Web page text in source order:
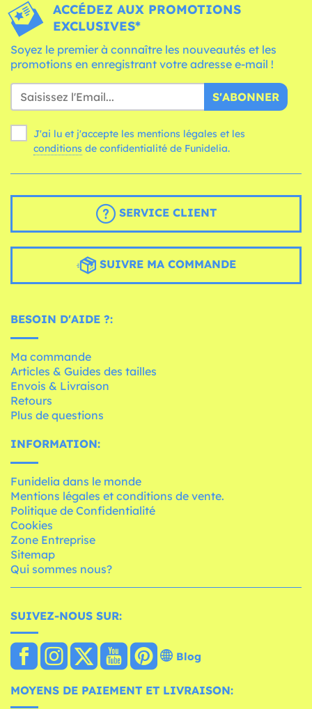
ACCÉDEZ AUX PROMOTIONS
EXCLUSIVES*
Soyez le premier à connaître les nouveautés et les
promotions en enregistrant votre adresse e-mail !
S'ABONNER
J'ai lu et j'accepte les mentions légales et les
conditions de confidentialité de Funidelia.
SERVICE CLIENT
SUIVRE MA COMMANDE
BESOIN D'AIDE ?:
Ma commande
Articles & Guides des tailles
Envois & Livraison
Retours
Plus de questions
INFORMATION:
Funidelia dans le monde
Mentions légales et conditions de vente.
Politique de Confidentialité
Cookies
Zone Entreprise
Sitemap
Qui sommes nous?
SUIVEZ-NOUS SUR:
Blog
MOYENS DE PAIEMENT ET LIVRAISON: